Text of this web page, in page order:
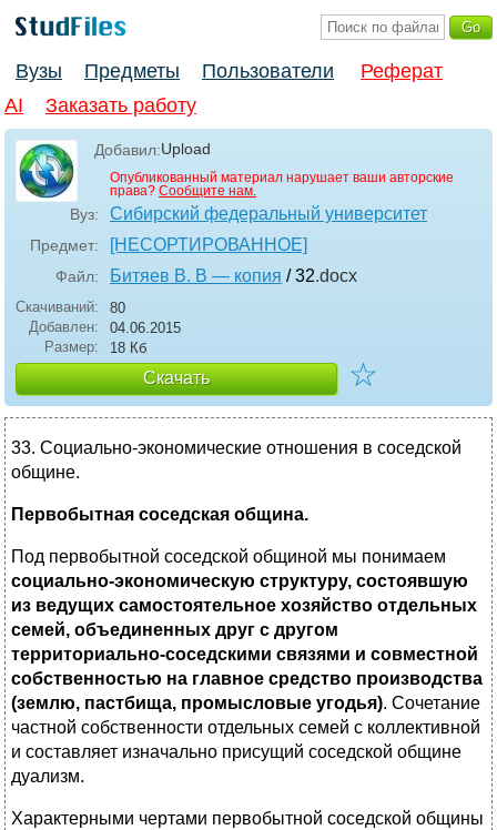
Вузы Предметы Пользователи
Реферат
AI
Заказать работу
Добавил:Upload
Опубликованный материал нарушает ваши авторские
права? Сообщите нам.
Вуз: Сибирский федеральный университет
Предмет: [НЕСОРТИРОВАННОЕ]
Файл: Битяев В. В — копия / 32.docx
Скачиваний:
80
Добавлен:
04.06.2015
Размер:
18 Кб
Скачать ☆
33. Социально-экономические отношения в соседской
общине.
Первобытная соседская община.
Под первобытной соседской общиной мы понимаем
социально-экономическую структуру, состоявшую
из ведущих самостоятельное хозяйство отдельных
семей, объединенных друг с другом
территориально-соседскими связями и совместной
собственностью на главное средство производства
(землю, пастбища, промысловые угодья). Сочетание
частной собственности отдельных семей с коллективной
и составляет изначально присущий соседской общине
дуализм.
Характерными чертами первобытной соседской общины